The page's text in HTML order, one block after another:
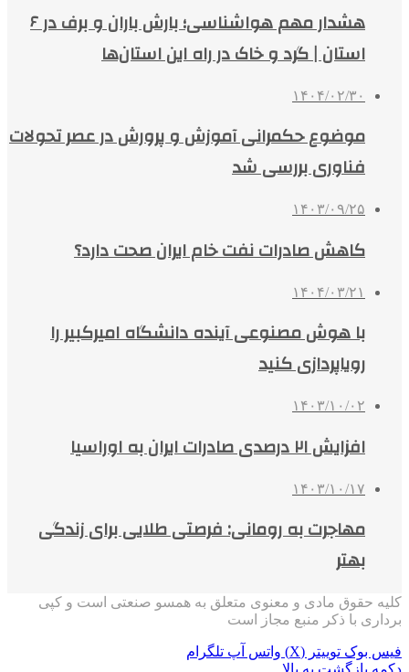
هشدار مهم هواشناسی؛ بارش باران و برف در ۶
استان | گرد و خاک در راه این استان‌ها
۱۴۰۴/۰۲/۳۰
موضوع حکمرانی آموزش و پرورش در عصر تحولات
فناوری بررسی شد
۱۴۰۳/۰۹/۲۵
کاهش صادرات نفت خام ایران صحت دارد؟
۱۴۰۴/۰۳/۲۱
با هوش مصنوعی آینده دانشگاه امیرکبیر را
رویاپردازی کنید
۱۴۰۳/۱۰/۰۲
افزایش ۲۱ درصدی صادرات ایران به اوراسیا
۱۴۰۳/۱۰/۱۷
مهاجرت به رومانی: فرصتی طلایی برای زندگی
بهتر
کلیه حقوق مادی و معنوی متعلق به همسو صنعتی است و کپی
برداری با ذکر منبع مجاز است
فیس بوک توییتر (X) واتس آپ تلگرام
دکمه بازگشت به بالا